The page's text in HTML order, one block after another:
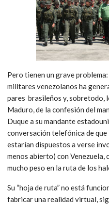
Pero tienen un grave
militares venezolanos ha
pares brasileños y, sobretodo,
Maduro, de la confesión del
Duque a su mandante
conversación telefónica de
estarían dispuestos a verse
menos abierto) con
mucho peso en la ruta de los
Su “hoja de ruta” no está
fabricar una realidad virtual,